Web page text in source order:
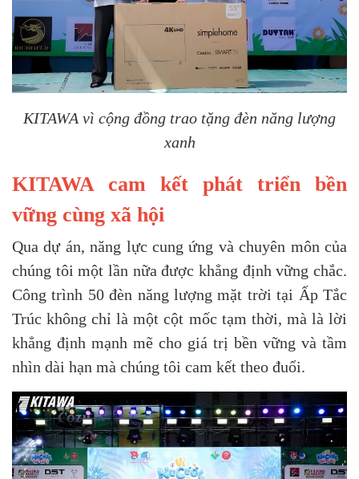
KITAWA vì cộng đồng trao tặng đèn năng lượng
xanh
KITAWA cam kết phát triển bền
vững cùng xã hội
Qua dự án, năng lực cung ứng và chuyên môn của
chúng tôi một lần nữa được khẳng định vững chắc.
Công trình 50 đèn năng lượng mặt trời tại Ấp Tắc
Trúc không chỉ là một cột mốc tạm thời, mà là lời
khẳng định mạnh mẽ cho giá trị bền vững và tầm
nhìn dài hạn mà chúng tôi cam kết theo đuổi.